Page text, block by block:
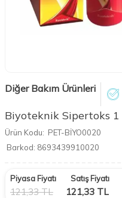
Diğer Bakım Ürünleri
Biyoteknik Sipertoks
Ürün Kodu: PET-BİYO0020
Barkod: 8693439910020
Piyasa Fiyatı
121,33TL
Satış Fiyatı
121,33 TL